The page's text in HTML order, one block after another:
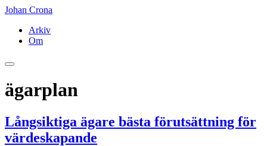
Johan Crona
Arkiv
Om
ägarplan
Långsiktiga ägare bästa förutsättning för
värdeskapande